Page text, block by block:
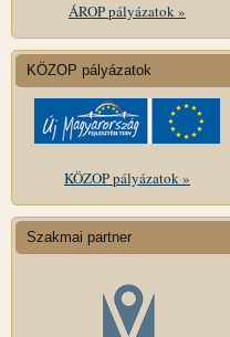
ÁROP pályázatok »
KÖZOP pályázatok
KÖZOP pályázatok »
Szakmai partner